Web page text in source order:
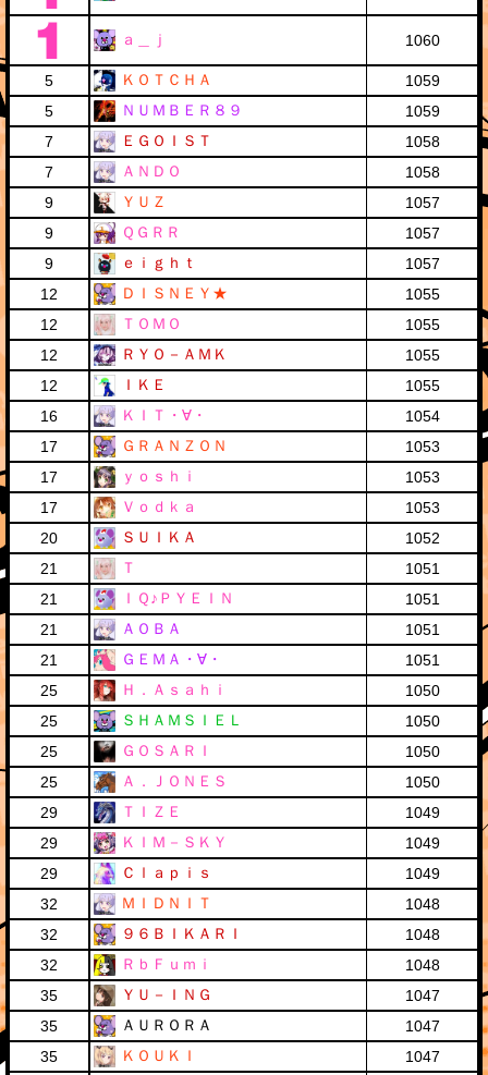
ａ＿ｊ 1060
5 ＫＯＴＣＨＡ
1059
5
ＮＵＭＢＥＲ８９
1059
7
ＥＧＯＩＳＴ
1058
7
ＡＮＤＯ
1058
9
ＹＵＺ
1057
9
ＱＧＲＲ
1057
9
ｅｉｇｈｔ
1057
12
ＤＩＳＮＥＹ★
1055
12
ＴＯＭＯ
1055
12
ＲＹＯ－ＡＭＫ
1055
12
ＩＫＥ
1055
16
ＫＩＴ・∀・
1054
17
ＧＲＡＮＺＯＮ
1053
17
ｙｏｓｈｉ
1053
17
Ｖｏｄｋａ
1053
20
ＳＵＩＫＡ
1052
21
Ｔ
1051
21
ＩＱ♪ＰＹＥＩＮ
1051
21
ＡＯＢＡ
1051
21
ＧＥＭＡ・∀・
1051
25
Ｈ．Ａｓａｈｉ
1050
25
ＳＨＡＭＳＩＥＬ
1050
25
ＧＯＳＡＲＩ
1050
25
Ａ．ＪＯＮＥＳ
1050
29
ＴＩＺＥ
1049
29
ＫＩＭ－ＳＫＹ
1049
29
Ｃｌａｐｉｓ
1049
32
ＭＩＤＮＩＴ
1048
32
９６ＢＩＫＡＲＩ
1048
32
ＲｂＦｕｍｉ
1048
35
ＹＵ－ＩＮＧ
1047
35
ＡＵＲＯＲＡ
1047
35
ＫＯＵＫＩ
1047